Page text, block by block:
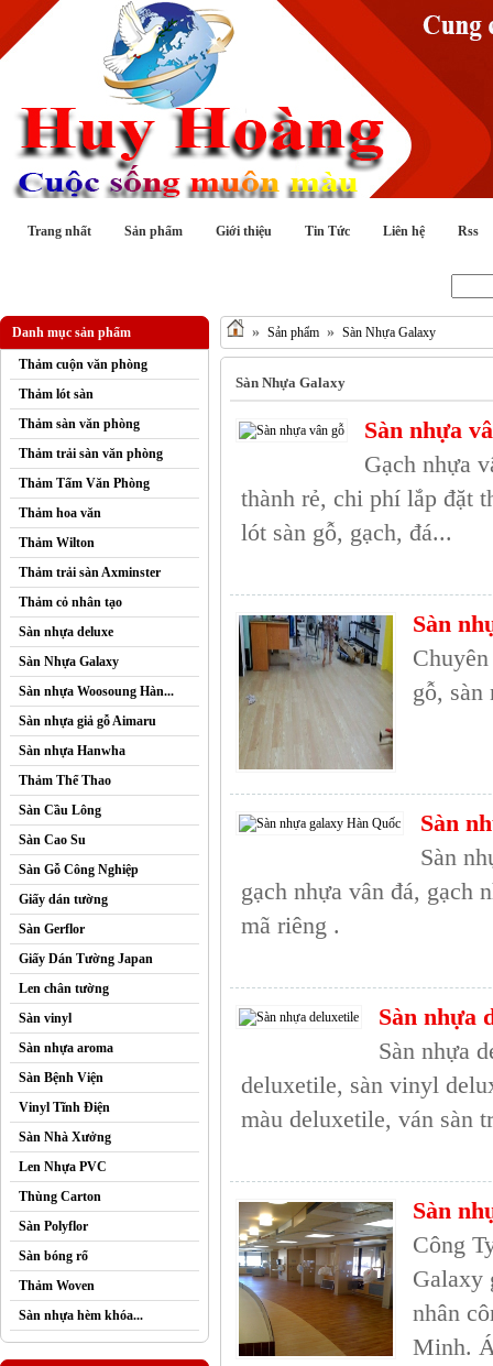
Trang nhất Sản phẩm Giới thiệu Tin Tức Liên hệ Rss
Danh mục sản phẩm
Thảm cuộn văn phòng
Thảm lót sàn
Thảm sàn văn phòng
Thảm trải sàn văn phòng
Thảm Tấm Văn Phòng
Thảm hoa văn
Thảm Wilton
Thảm trải sàn Axminster
Thảm cỏ nhân tạo
Sàn nhựa deluxe
Sàn Nhựa Galaxy
Sàn nhựa Woosoung Hàn...
Sàn nhựa giả gỗ Aimaru
Sàn nhựa Hanwha
Thảm Thể Thao
Sàn Cầu Lông
Sàn Cao Su
Sàn Gỗ Công Nghiệp
Giấy dán tường
Sàn Gerflor
Giấy Dán Tường Japan
Len chân tường
Sàn vinyl
Sàn nhựa aroma
Sàn Bệnh Viện
Vinyl Tĩnh Điện
Sàn Nhà Xưởng
Len Nhựa PVC
Thùng Carton
Sàn Polyflor
Sàn bóng rổ
Thảm Woven
Sàn nhựa hèm khóa...
» Sản phẩm » Sàn Nhựa Galaxy
Sàn Nhựa Galaxy
Sàn nhựa
Gạch nhựa
thành rẻ, chi phí lắp đặt
lót sàn gỗ, gạch, đá...
Sàn
gỗ, sàn
Sàn
Sàn
gạch nhựa vân đá, gạch
mã riêng .
Sàn nhựa
Sàn nhựa
deluxetile, sàn vinyl
màu deluxetile, ván sàn
Sàn
Công
Galaxy
nhân
Minh.